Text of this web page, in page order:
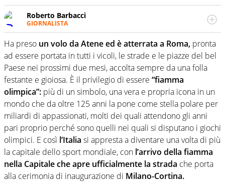
Roberto Barbacci
GIORNALISTA
Giornalista (pubblicista) sportivo a tutto campo, è il
tuttologo di Virgilio Sport. Provate a chiedergli di boxe, di
scherma, di volley o di curling: ve ne farà innamorare
Ha preso un volo da Atene ed è atterrata a Roma, pronta
ad essere portata in tutti i vicoli, le strade e le piazze del bel
Paese nei prossimi due mesi, accolta sempre da una folla
festante e gioiosa. È il privilegio di essere “fiamma
olimpica”: più di un simbolo, una vera e propria icona in un
mondo che da oltre 125 anni la pone come stella polare per
miliardi di appassionati, molti dei quali attendono gli anni
pari proprio perché sono quelli nei quali si disputano i giochi
olimpici. E così l’Italia si appresta a diventare una volta di più
la capitale dello sport mondiale, con l’arrivo della fiamma
nella Capitale che apre ufficialmente la strada che porta
alla cerimonia di inaugurazione di Milano-Cortina.